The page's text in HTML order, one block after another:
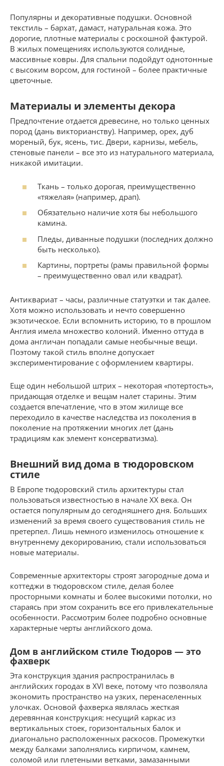
Популярны и декоративные подушки. Основной
текстиль – бархат, дамаст, натуральная кожа. Это
дорогие, плотные материалы с роскошной фактурой.
В жилых помещениях используются солидные,
массивные ковры. Для спальни подойдут однотонные
с высоким ворсом, для гостиной – более практичные
цветочные.
Материалы и элементы декора
Предпочтение отдается древесине, но только ценных
пород (дань викторианству). Например, орех, дуб
мореный, бук, ясень, тис. Двери, карнизы, мебель,
стеновые панели – все это из натурального материала,
никакой имитации.
Ткань – только дорогая, преимущественно
«тяжелая» (например, драп).
Обязательно наличие хотя бы небольшого
камина.
Пледы, диванные подушки (последних должно
быть несколько).
Картины, портреты (рамы правильной формы
– преимущественно овал или квадрат).
Антиквариат – часы, различные статуэтки и так далее.
Хотя можно использовать и нечто совершенно
экзотическое. Если вспомнить историю, то в прошлом
Англия имела множество колоний. Именно оттуда в
дома англичан попадали самые необычные вещи.
Поэтому такой стиль вполне допускает
экспериментирование с оформлением квартиры.
Еще один небольшой штрих – некоторая «потертость»,
придающая отделке и вещам налет старины. Этим
создается впечатление, что в этом жилище все
переходило в качестве наследства из поколения в
поколение на протяжении многих лет (дань
традициям как элемент консерватизма).
Внешний вид дома в тюдоровском
стиле
В Европе тюдоровский стиль архитектуры стал
пользоваться известностью в начале XX века. Он
остается популярным до сегодняшнего дня. Больших
изменений за время своего существования стиль не
претерпел. Лишь немного изменилось отношение к
внутреннему декорированию, стали использоваться
новые материалы.
Современные архитекторы строят загородные дома и
коттеджи в тюдоровском стиле, делая более
просторными комнаты и более высокими потолки, но
стараясь при этом сохранить все его привлекательные
особенности. Рассмотрим более подробно основные
характерные черты английского дома.
Дом в английском стиле Тюдоров — это
фахверк
Эта конструкция здания распространилась в
английских городах в XVI веке, потому что позволяла
экономить пространство на узких, перенаселенных
улочках. Основой фахверка являлась жесткая
деревянная конструкция: несущий каркас из
вертикальных стоек, горизонтальных балок и
диагонально расположенных раскосов. Промежутки
между балками заполнялись кирпичом, камнем,
соломой или плетеными ветками, замазанными